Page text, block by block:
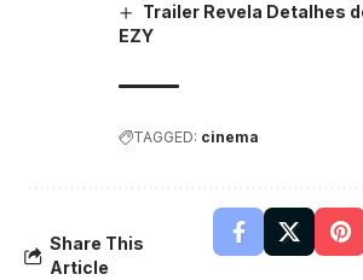
Trailer Revela Detalhes
EZY
TAGGED: cinema
Share This
Article